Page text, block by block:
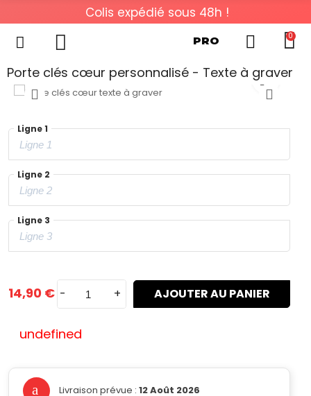
Colis expédié sous 48h !
PRO 0
Porte clés cœur personnalisé - Texte à graver
Ligne 1
Ligne 2
Ligne 3
14,90 € - + AJOUTER AU PANIER
undefined
Livraison prévue : 12 Août 2026